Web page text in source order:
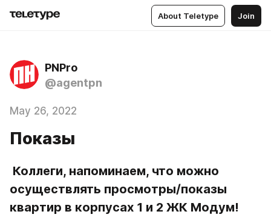
About Teletype Join
PNPro
@agentpn
May 26, 2022
Показы
осуществлять просмотры/показы
квартир в корпусах 1 и 2 ЖК Модум!